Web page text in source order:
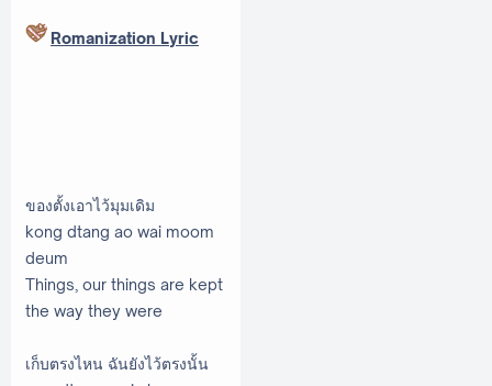
Romanization Lyric
ของตั้งเอาไว้มุมเดิม
kong dtang ao wai moom
deum
Things, our things are kept
the way they were
เก็บตรงไหน ฉันยังไว้ตรงนั้น